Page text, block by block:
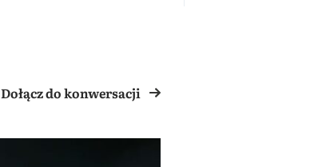
Dołącz do konwersacji